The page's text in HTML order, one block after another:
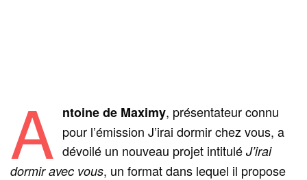
A ntoine de Maximy, présentateur connu
pour l’émission J’irai dormir chez vous, a
dévoilé un nouveau projet intitulé J’irai
dormir avec vous, un format dans lequel il propose